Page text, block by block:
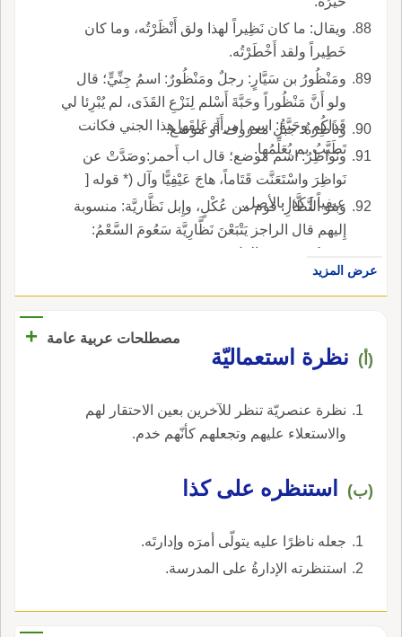
ويقال: ما كان نَظِيراً لهذا ولق أَنْظَرْتُه، وما كان
خَطِيراً ولقد أَخْطَرْتُه.
ومَنْظُورُ بن سَيَّارٍ: رجلٌ ومَنْظُورٌ: اسمُ جِنِّيٍّ؛ قال
ولو أَنَّ مَنْظُوراً وحَبَّةَ أَسْلم لِنَزْعِ القَذَى، لم يُبْرِئا لي
قَذَاكُم وحَبَّةُ: اسم امرأَة عَلِقَها هذا الجني فكانت
تَطَبَّبُ بم يُعَلِّمُها.
وناظِرَةُ: جبل معروف أَو موضع.
ونَواظِرُ: اسم موضع؛ قال اب أَحمر:وصَدَّتْ عن
نَواظِرَ واسْتَعَنَّت قَتَاماً، هاجَ عَيْفِيًّا وآل (* قوله [
عيفياً ] كذا بالأصل.
وبنو النَّظَّارِ: قوم من عُكْلٍ، وإِبل نَظَّاريَّة: منسوبة
إِليهم قال الراجز يَتْبَعْنَ نَظَّارِيَّة سَعُومَ السَّعْمُ:
ضَرْبٌ من سير الإِبل.
عرض المزيد
مصطلحات عربية عامة +
(أ) نظرة استعماليّة
نظرة عنصريّة تنظر للآخرين بعين الاحتقار لهم
والاستعلاء عليهم وتجعلهم كأنّهم خدم.
(ب) استنظره على كذا
جعله ناظرًا عليه يتولّى أمرَه وإدارتَه.
استنظرته الإدارةُ على المدرسة.